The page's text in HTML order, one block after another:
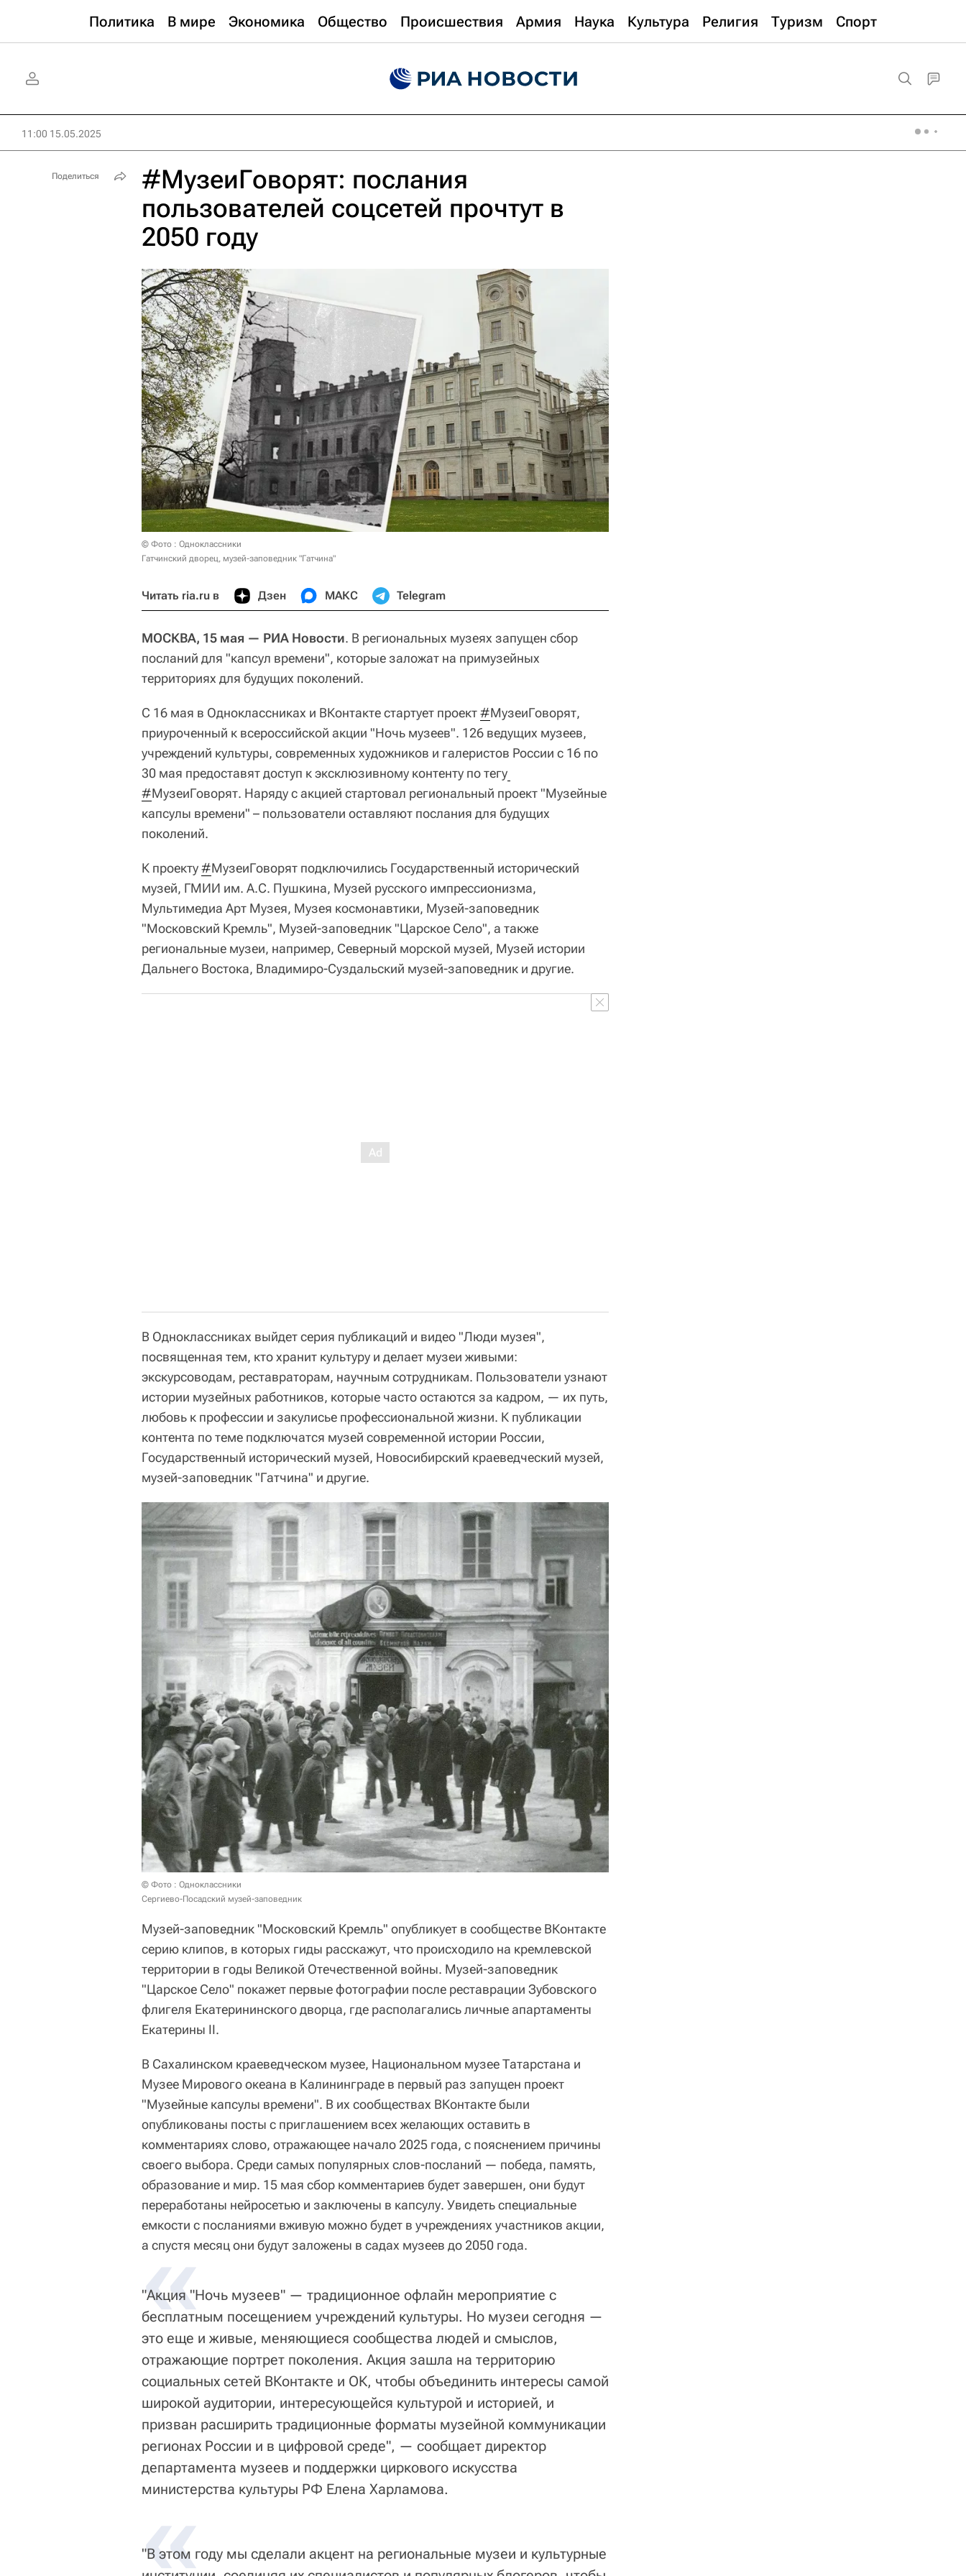
Политика В мире Экономика Общество Происшествия Армия Наука Культура Религия Туризм Спорт
11:00 15.05.2025
#МузеиГоворят: послания
пользователей соцсетей прочтут в
2050 году
© Фото : Одноклассники
Гатчинский дворец, музей-заповедник "Гатчина"
Читать ria.ru в Дзен МАКС Telegram
МОСКВА, 15 мая — РИА Новости. В региональных музеях запущен сбор
посланий для "капсул времени", которые заложат на примузейных
территориях для будущих поколений.
С 16 мая в Одноклассниках и ВКонтакте стартует проект#МузеиГоворят,
приуроченный к всероссийской акции "Ночь музеев". 126 ведущих музеев,
учреждений культуры, современных художников и галеристов России с 16 по
30 мая предоставят доступ к эксклюзивному контенту по тегу
#МузеиГоворят. Наряду с акцией стартовал региональный проект "Музейные
капсулы времени" – пользователи оставляют послания для будущих
поколений.
К проекту#МузеиГоворят подключились Государственный исторический
музей, ГМИИ им. А.С. Пушкина, Музей русского импрессионизма,
Мультимедиа Арт Музея, Музея космонавтики, Музей-заповедник
"Московский Кремль", Музей-заповедник "Царское Село", а также
региональные музеи, например, Северный морской музей, Музей истории
Дальнего Востока, Владимиро-Суздальский музей-заповедник и другие.
В Одноклассниках выйдет серия публикаций и видео "Люди музея",
посвященная тем, кто хранит культуру и делает музеи живыми:
экскурсоводам, реставраторам, научным сотрудникам. Пользователи узнают
истории музейных работников, которые часто остаются за кадром, — их путь,
любовь к профессии и закулисье профессиональной жизни. К публикации
контента по теме подключатся музей современной истории России,
Государственный исторический музей, Новосибирский краеведческий музей,
музей-заповедник "Гатчина" и другие.
© Фото : Одноклассники
Сергиево-Посадский музей-заповедник
Музей-заповедник "Московский Кремль" опубликует в сообществе ВКонтакте
серию клипов, в которых гиды расскажут, что происходило на кремлевской
территории в годы Великой Отечественной войны. Музей-заповедник
"Царское Село" покажет первые фотографии после реставрации Зубовского
флигеля Екатерининского дворца, где располагались личные апартаменты
Екатерины II.
В Сахалинском краеведческом музее, Национальном музее Татарстана и
Музее Мирового океана в Калининграде в первый раз запущен проект
"Музейные капсулы времени". В их сообществах ВКонтакте были
опубликованы посты с приглашением всех желающих оставить в
комментариях слово, отражающее начало 2025 года, с пояснением причины
своего выбора. Среди самых популярных слов-посланий — победа, память,
образование и мир. 15 мая сбор комментариев будет завершен, они будут
переработаны нейросетью и заключены в капсулу. Увидеть специальные
емкости с посланиями вживую можно будет в учреждениях участников акции,
а спустя месяц они будут заложены в садах музеев до 2050 года.
«
"Акция "Ночь музеев" — традиционное офлайн мероприятие с
бесплатным посещением учреждений культуры. Но музеи сегодня —
это еще и живые, меняющиеся сообщества людей и смыслов,
отражающие портрет поколения. Акция зашла на территорию
социальных сетей ВКонтакте и ОК, чтобы объединить интересы самой
широкой аудитории, интересующейся культурой и историей, и
призван расширить традиционные форматы музейной коммуникации
регионах России и в цифровой среде", — сообщает директор
департамента музеев и поддержки циркового искусства
министерства культуры РФ Елена Харламова.
«
"В этом году мы сделали акцент на региональные музеи и культурные
Поделиться